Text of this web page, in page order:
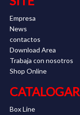
Empresa
News
contactos
Download Area
Trabaja con nosotros
Shop Online
CATALOGAR
Box Line